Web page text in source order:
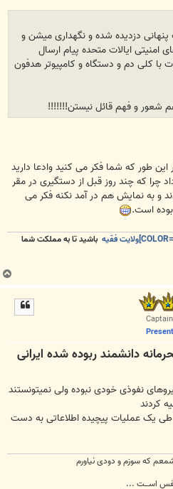
دزدیده شده و نگهداری میشن و
امنیتی ایالات متحده پیام ارسال
با کلی دم و دستگاه و کامپیوتر هدفون
شعور و فهم قائل نیستن!!!!!!!
طور که شما فکر می کنید وادعا دارید
چرا که چند روز قبل از دستگیری در مقر
و به نمایش هم در آمد نکنه فکر می
است.
باشید تا به مملکت شما
ب
ا
Captain
Present
نفوذی خودی نبوده ولی نمیتونستند
کردند
یک عملیات پیچیده اطلاعاتی به دست
که سوزم و دودی نیاورم
قـــفس اســـت ...